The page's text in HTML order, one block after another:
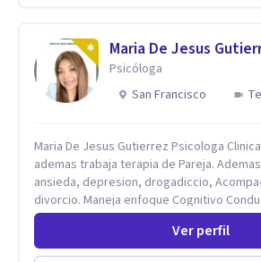
investigo. Siempre en la búsqueda de ser
profesional.
Maria De Jesus
Psicóloga
San Francisco
Maria De Jesus Gutierrez Psicologa Clinica y Sexologa,
ademas trabaja terapia de Pareja.
ansieda, depresion, drogadiccio, Acompa{amiento en
divorcio. Maneja enfoque Cognitivo
de experiencia, constantemente
diferntes areas de la Salud Mental.
Ver perfil